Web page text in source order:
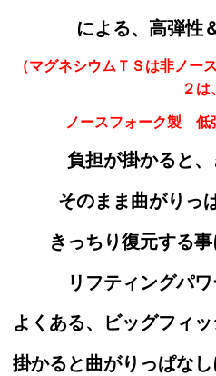
による、高弾性
（マグネシウムＴＳは非ノー
２は、
ノースフォーク製 低
負担が掛かると
そのまま曲がりっ
きっちり復元する
リフティングパ
よくある、ビッグフィッ
掛かると曲がりっぱな